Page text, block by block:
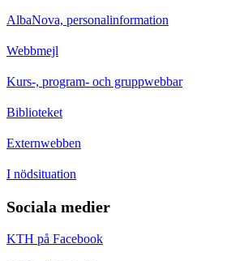
AlbaNova, personalinformation
Webbmejl
Kurs-, program- och gruppwebbar
Biblioteket
Externwebben
I nödsituation
Sociala medier
KTH på Facebook